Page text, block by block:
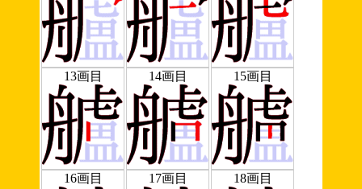
13画目 14画目 15画目
16画目 17画目 18画目